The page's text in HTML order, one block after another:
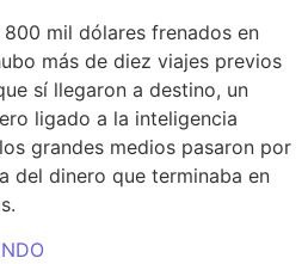
mil dólares frenados en
más de diez viajes previos
sí llegaron a destino, un
ligado a la inteligencia
grandes medios pasaron por
del dinero que terminaba en